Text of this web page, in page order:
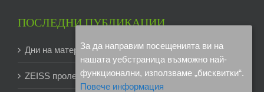
ПОСЛЕДНИ ПУБЛИКАЦИИ
Дни на материалографията 2024
ZEISS пролетна кампания -12 % отстъпка
За да направим посещенията ви на
нашата уебстраница възможно най-
функционални, използваме „бисквитки“.
Повече информация